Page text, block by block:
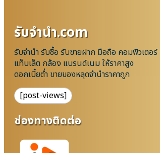
รับจํานํา.com
รับจำนำ รับซื้อ รับขายฝาก มือถือ คอมพิวเตอร์
แท็บเล็ต กล้อง แบรนด์เนม ให้ราคาสูง
ดอกเบี้ยต่ำ ขายของหลุดจำนำราคาถูก
[post-views]
ช่องทางติดต่อ